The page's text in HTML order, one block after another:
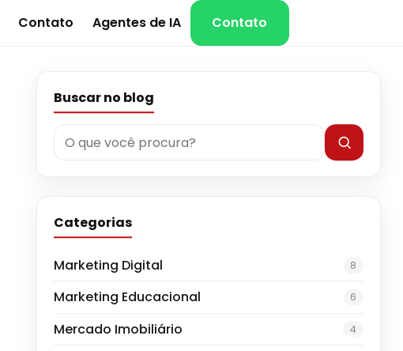
Contato Agentes de IA Contato
Buscar no blog
Categorias
Marketing Digital 8
Marketing Educacional 6
Mercado Imobiliário 4